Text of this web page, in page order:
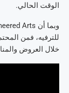
الوقت الحالي.
خلال العروض